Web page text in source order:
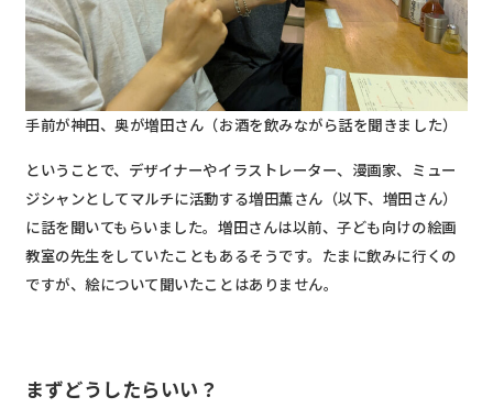
手前が神田、奥が増田さん（お酒を飲みながら話を聞きました）
ということで、デザイナーやイラストレーター、漫画家、ミュー
ジシャンとしてマルチに活動する増田薫さん（以下、増田さん）
に話を聞いてもらいました。増田さんは以前、子ども向けの絵画
教室の先生をしていたこともあるそうです。たまに飲みに行くの
ですが、絵について聞いたことはありません。
まずどうしたらいい？